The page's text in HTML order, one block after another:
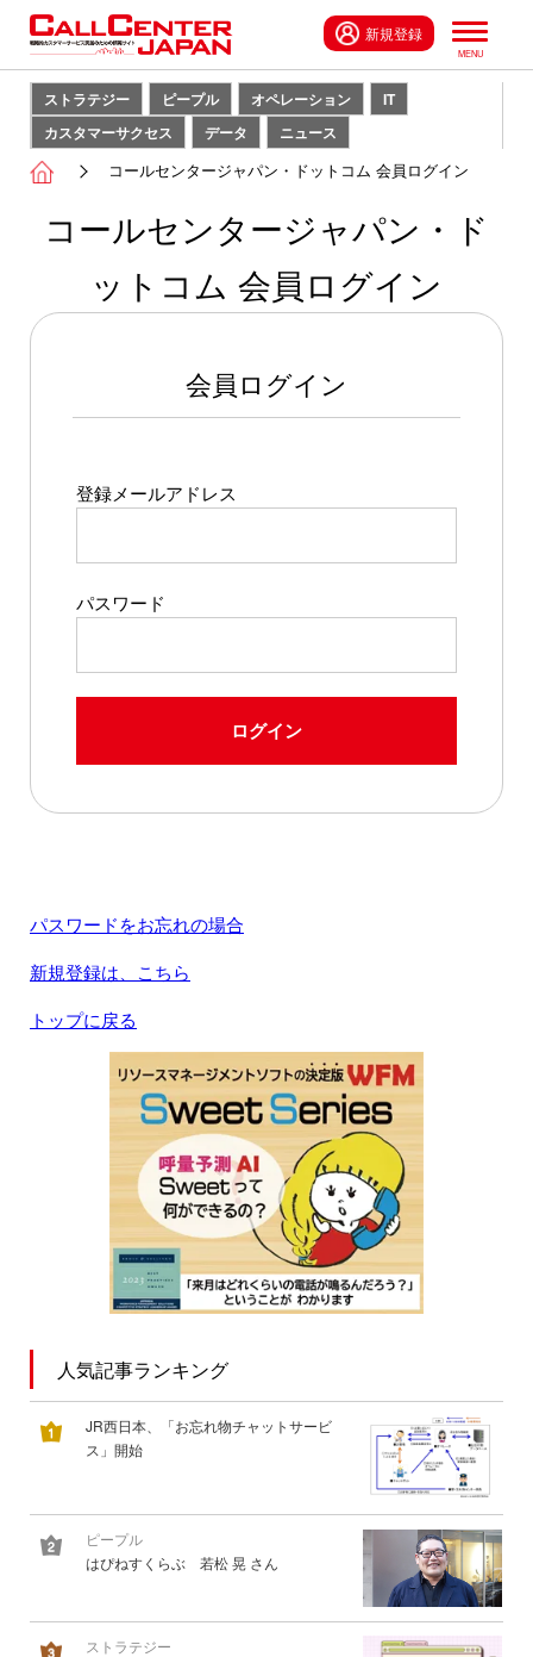
新規登録
ストラテジー ピープル オペレーション
IT
カスタマーサクセス
データ ニュース
コールセンタージャパン・ドットコム 会員ログイン
コールセンタージャパン・ド
ットコム 会員ログイン
会員ログイン
登録メールアドレス
パスワード
ログイン
パスワードをお忘れの場合
新規登録は、こちら
トップに戻る
人気記事ランキング
JR西日本、「お忘れ物チャットサービ
ス」開始
ピープル
はぴねすくらぶ 若松 晃 さん
ストラテジー